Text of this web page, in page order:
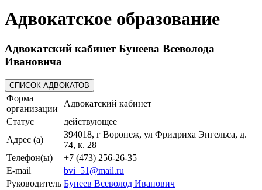
Адвокатское образование
Адвокатский кабинет Бунеева Всеволода
Ивановича
Форма
организации
Адвокатский кабинет
Статус
действующее
Адрес (а)
394018, г Воронеж, ул Фридриха Энгельса, д.
74, к. 28
Телефон(ы)
+7 (473) 256-26-35
E-mail
bvi_51@mail.ru
Руководитель Бунеев Всеволод Иванович